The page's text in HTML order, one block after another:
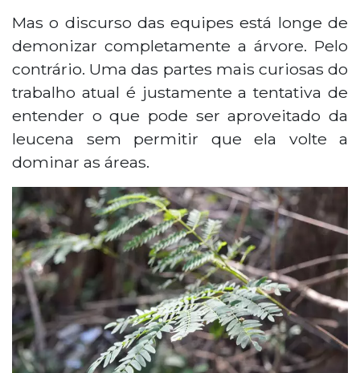
Mas o discurso das equipes está longe de
demonizar completamente a árvore. Pelo
contrário. Uma das partes mais curiosas do
trabalho atual é justamente a tentativa de
entender o que pode ser aproveitado da
leucena sem permitir que ela volte a
dominar as áreas.